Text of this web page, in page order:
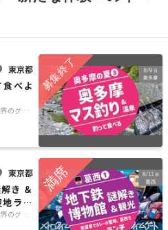
東京都
べよ
のグル
東京都
き ＆
ラン
のグル